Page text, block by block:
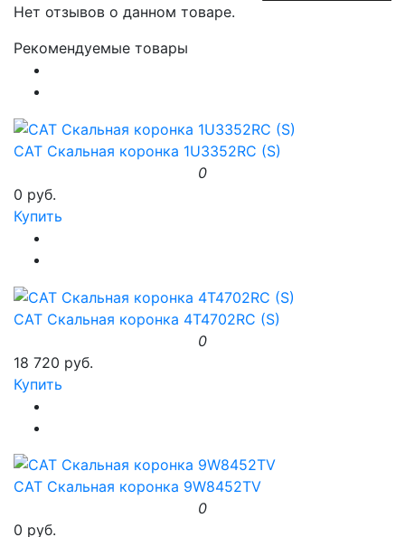
Нет отзывов о данном товаре.
Рекомендуемые товары
CAT Скальная коронка 1U3352RC (S)
0
0 руб.
Купить
CAT Скальная коронка 4T4702RC (S)
0
18 720 руб.
Купить
CAT Скальная коронка 9W8452TV
0
0 руб.